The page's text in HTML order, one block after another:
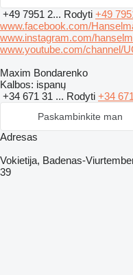
+49 7951 2... Rodyti +49
www.facebook.com/
www.instagram.com/
www.youtube.com/channel/
Maxim Bondarenko
Kalbos: ispanų
+34 671 31 ... Rodyti +34
Paskambinkite man
Adresas
Vokietija, Badenas-
39